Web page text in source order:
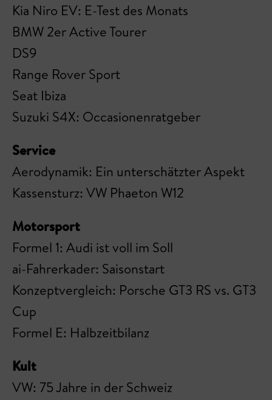
Kia Niro EV: E-Test des Monats
BMW 2er Active Tourer
DS9
Range Rover Sport
Seat Ibiza
Suzuki S4X: Occasionenratgeber
Service
Aerodynamik: Ein unterschätzter Aspekt
Kassensturz: VW Phaeton W12
Motorsport
Formel 1: Audi ist voll im Soll
ai-Fahrerkader: Saisonstart
Konzeptvergleich: Porsche GT3 RS vs. GT3
Cup
Formel E: Halbzeitbilanz
Kult
VW: 75 Jahre in der Schweiz